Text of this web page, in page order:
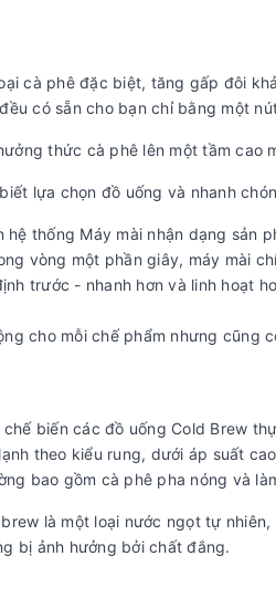
cà phê đặc biệt, tăng gấp đôi
có sẵn cho bạn chỉ bằng một
thức cà phê lên một tầm cao
lựa chọn đồ uống và nhanh
thống Máy mài nhận dạng sản
vòng một phần giây, máy mài
trước - nhanh hơn và linh hoạt
cho mỗi chế phẩm nhưng cũng
biến các đồ uống Cold Brew
theo kiểu rung, dưới áp suất
bao gồm cà phê pha nóng và
là một loại nước ngọt tự
bị ảnh hưởng bởi chất đắng.